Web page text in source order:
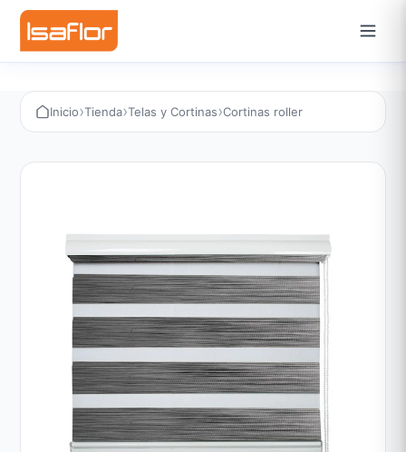
Inicio›Tienda›Telas y Cortinas›Cortinas roller